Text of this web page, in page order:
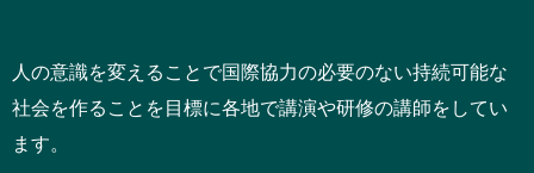
人の意識を変えることで国際協力の必要のない持続可能な
社会を作ることを目標に各地で講演や研修の講師をしてい
ます。